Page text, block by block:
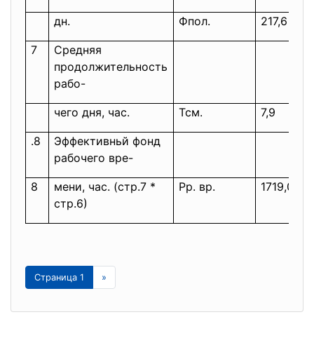
дн. Фпол. 217,6
7
Средняя
продолжительность
рабо-
чего дня, час. Тсм. 7,9
.8
Эффективньй фонд
рабочего вре-
8
мени, час. (стр.7 *
стр.6)
Рр. вр. 1719,04
Страница 1 »